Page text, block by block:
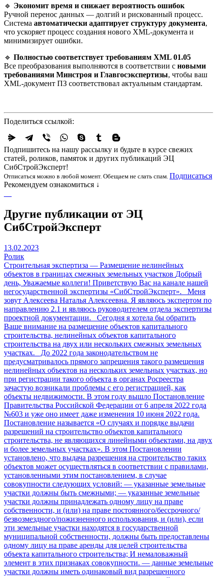
🔹 Экономит время и снижает вероятность ошибок
Ручной перенос данных — долгий и рискованный процесс.
Система автоматически адаптирует структуру документа,
что ускоряет процесс создания нового XML-документа и
минимизирует ошибки.
🔹 Полностью соответствует требованиям XML 01.05
Все преобразования выполняются в соответствии с новыми
требованиями Минстроя и Главгосэкспертизы, чтобы ваш
XML-документ ПЗ соответствовал актуальным стандартам.
Поделиться ссылкой:
Подпишитесь на нашу рассылку и будьте в курсе свежих
статей, роликов, памяток и других публикаций ЭЦ
СибСтройЭксперт!
Отписаться можно в любой момент. Обещаем не слать спам. Подписаться
Рекомендуем ознакомиться ↓
Другие публикации от ЭЦ
СибСтройЭксперт
13.02.2023
Ролик
Строительная экспертиза — Размещение нелинейных
объектов в границах смежных земельных участков Добрый
день, Уважаемые коллеги! Приветствую Вас на канале нашей
негосударственной экспертизы «СибСтройЭксперт». Меня
зовут Алексеева Наталья Алексеевна. Я являюсь экспертом по
направлению 2.1 и являюсь руководителем отдела экспертизы
проектной документации. Сегодня я хотела бы обратить
Ваше внимание на размещение объектов капитального
строительства, нелинейных объектов капитального
строительства на двух или нескольких смежных земельных
участках. До 2022 года законодательством не
предусматривалось прямого запрещения такого размещения
нелинейных объектов на нескольких земельных участках, но
при регистрации такого объекта в органах Росреестра
зачастую возникали проблемы с его регистрацией, как
объекты недвижимости. В этом году вышло Постановление
Правительства Российской Федерации от 6 апреля 2022 года
№603 и уже оно имеет даже изменения 10 июня 2022 года.
Постановление называется «О случаях и порядке выдачи
разрешений на строительство объектов капитального
строительства, не являющихся линейными объектами, на двух
и более земельных участках». В этом Постановлении
установлено, что выдача разрешения на строительство таких
объектов может осуществляться в соответствии с правилами,
установленными этим постановлением, в случае
совокупности следующих условий: — указанные земельные
участки должны быть смежными; — указанные земельные
участки должны принадлежать одному лицу на праве
собственности, и (или) на праве постоянного/бессрочного/
безвозмездного/пожизненного использования, и (или), если
эти земельные участки находятся в государственной
муниципальной собственности, должны быть предоставлены
одному лицу на праве аренды для целей строительства
объекта капитального строительства; И немаловажный
элемент в этих признаках совокупности. — данные земельные
участки должны иметь одинаковый вид разрешенного